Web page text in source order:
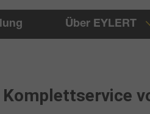
Über EYLERT